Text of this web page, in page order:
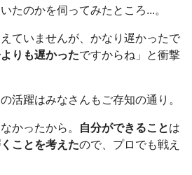
たのかを伺ってみたところ...。
ていませんが、かなり遅かったで
りも遅かったですからね」と衝撃
活躍はみなさんもご存知の通り。
かったから。 自分ができることは
ことを考えたので、プロでも戦え